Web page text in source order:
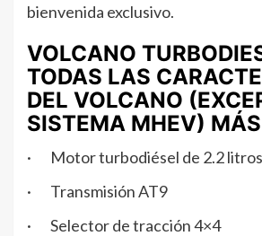
bienvenida exclusivo.
VOLCANO
TODAS LAS
DEL VOLCANO
SISTEMA MHEV)
· Motor turbodiésel de 2.2 litros
· Transmisión AT9
· Selector de tracción 4×4